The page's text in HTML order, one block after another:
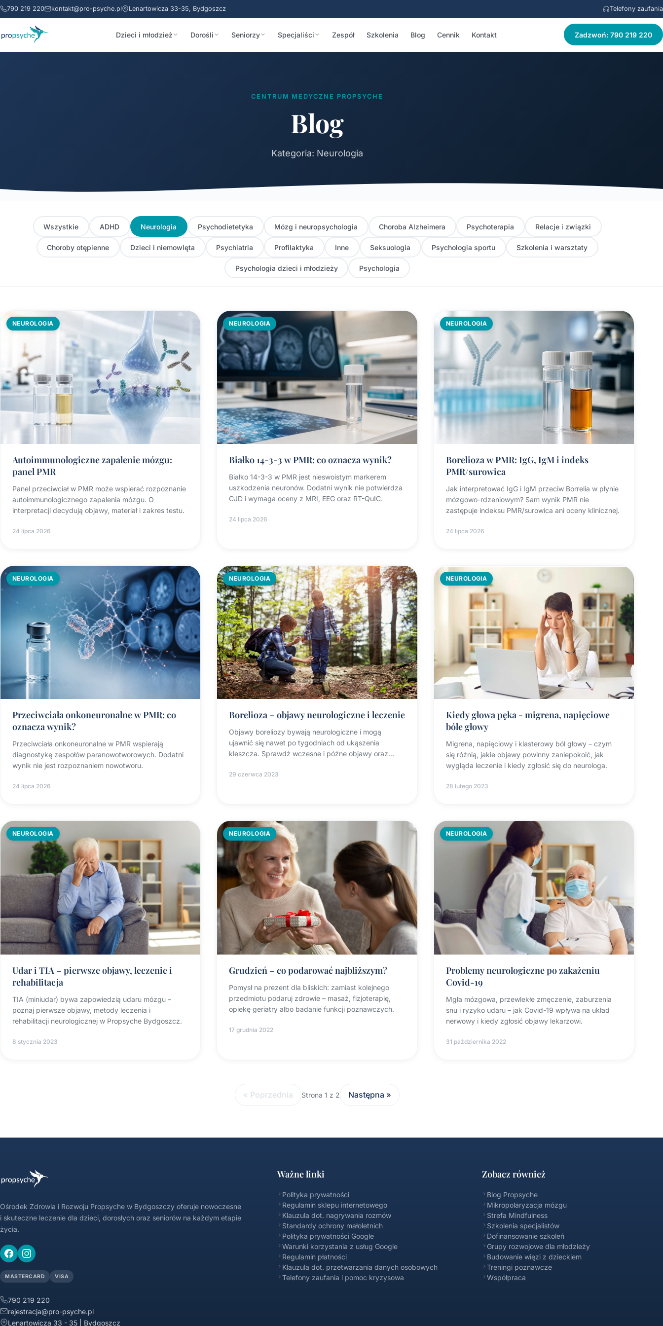
790 219 220 kontakt@pro-psyche.pl Lenartowicza 33-35, Bydgoszcz Telefony zaufania
Dzieci i młodzież Dorośli Seniorzy Specjaliści Zespół Szkolenia Blog Cennik Kontakt Zadzwoń: 790 219 220
CENTRUM MEDYCZNE PROPSYCHE
Blog
Kategoria: Neurologia
Wszystkie ADHD Neurologia Psychodietetyka Mózg i neuropsychologia Choroba Alzheimera Psychoterapia Relacje i związki
Choroby otępienne Dzieci i niemowlęta Psychiatria Profilaktyka Inne Seksuologia Psychologia sportu Szkolenia i warsztaty
Psychologia dzieci i młodzieży Psychologia
NEUROLOGIA
Autoimmunologiczne zapalenie mózgu:
panel PMR
Panel przeciwciał w PMR może wspierać rozpoznanie
autoimmunologicznego zapalenia mózgu. O
interpretacji decydują objawy, materiał i zakres testu.
24 lipca 2026
NEUROLOGIA
Białko 14-3-3 w PMR: co oznacza wynik?
Białko 14-3-3 w PMR jest nieswoistym markerem
uszkodzenia neuronów. Dodatni wynik nie potwierdza
CJD i wymaga oceny z MRI, EEG oraz RT-QuIC.
24 lipca 2026
NEUROLOGIA
Borelioza w PMR: IgG, IgM i indeks
PMR/surowica
Jak interpretować IgG i IgM przeciw Borrelia w płynie
mózgowo-rdzeniowym? Sam wynik PMR nie
zastępuje indeksu PMR/surowica ani oceny klinicznej.
24 lipca 2026
NEUROLOGIA
Przeciwciała onkoneuronalne w PMR: co
oznacza wynik?
Przeciwciała onkoneuronalne w PMR wspierają
diagnostykę zespołów paranowotworowych. Dodatni
wynik nie jest rozpoznaniem nowotworu.
24 lipca 2026
NEUROLOGIA
Borelioza – objawy neurologiczne i leczenie
Objawy boreliozy bywają neurologiczne i mogą
ujawnić się nawet po tygodniach od ukąszenia
kleszcza. Sprawdź wczesne i późne objawy oraz
29 czerwca 2023
NEUROLOGIA
Kiedy głowa pęka - migrena, napięciowe
bóle głowy
Migrena, napięciowy i klasterowy ból głowy – czym
się różnią, jakie objawy powinny zaniepokoić, jak
wygląda leczenie i kiedy zgłosić się do neurologa.
28 lutego 2023
NEUROLOGIA
Udar i TIA – pierwsze objawy, leczenie i
rehabilitacja
TIA (miniudar) bywa zapowiedzią udaru mózgu –
poznaj pierwsze objawy, metody leczenia i
rehabilitacji neurologicznej w Propsyche Bydgoszcz.
8 stycznia 2023
NEUROLOGIA
Grudzień – co podarować najbliższym?
Pomysł na prezent dla bliskich: zamiast kolejnego
przedmiotu podaruj zdrowie – masaż, fizjoterapię,
opiekę geriatry albo badanie funkcji poznawczych.
17 grudnia 2022
NEUROLOGIA
Problemy neurologiczne po zakażeniu
Covid-19
Mgła mózgowa, przewlekłe zmęczenie, zaburzenia
snu i ryzyko udaru – jak Covid-19 wpływa na układ
nerwowy i kiedy zgłosić objawy lekarzowi.
31 października 2022
« Poprzednia Strona 1 z 2 Następna »
Ośrodek Zdrowia i Rozwoju Propsyche w Bydgoszczy oferuje nowoczesne
i skuteczne leczenie dla dzieci, dorosłych oraz seniorów na każdym etapie
życia.
MASTERCARD VISA
790 219 220
rejestracja@pro-psyche.pl
Lenartowicza 33 - 35 | Bydgoszcz
Ważne linki
Polityka prywatności
Regulamin sklepu internetowego
Klauzula dot. nagrywania rozmów
Standardy ochrony małoletnich
Polityka prywatności Google
Warunki korzystania z usług Google
Regulamin płatności
Klauzula dot. przetwarzania danych osobowych
Telefony zaufania i pomoc kryzysowa
Zobacz również
Blog Propsyche
Mikropolaryzacja mózgu
Strefa Mindfulness
Szkolenia specjalistów
Dofinansowanie szkoleń
Grupy rozwojowe dla młodzieży
Budowanie więzi z dzieckiem
Treningi poznawcze
Współpraca
Propsyche FAQ
Online